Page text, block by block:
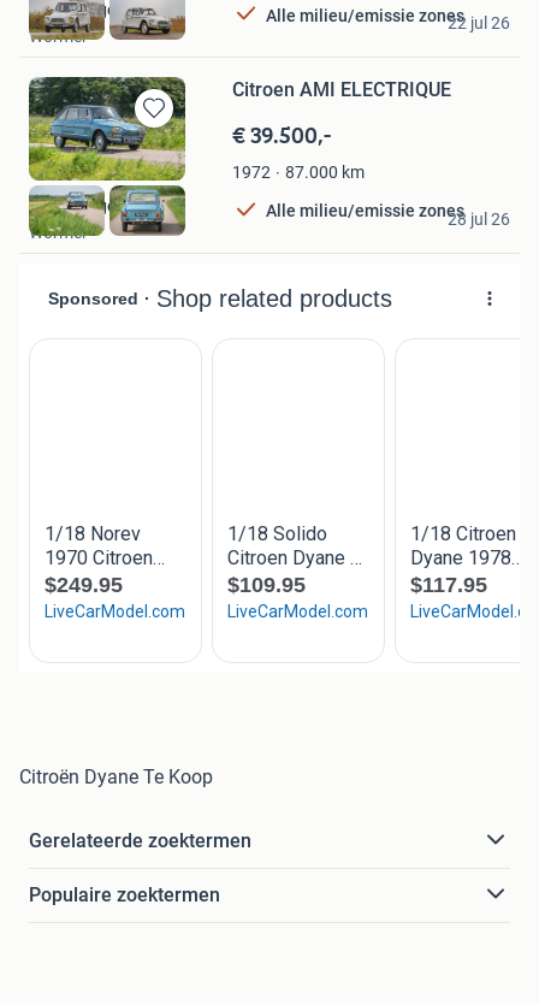
Alle milieu/emissie zones
2CVGarage
Wormer
22 jul 26
Bewaren
in
Mijn
Favorieten
Citroen AMI ELECTRIQUE
€ 39.500,-
1972 87.000 km
Alle milieu/emissie zones
2CVGarage
Wormer
28 jul 26
Citroën Dyane Te Koop
Gerelateerde zoektermen
Populaire zoektermen